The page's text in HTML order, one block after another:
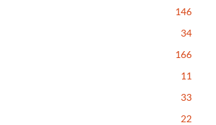
146
34
166
11
33
22